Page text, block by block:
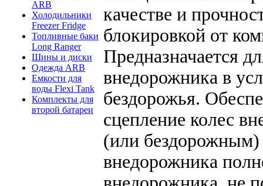
ARB
Холодильники
Freezer Fridge
Топливные баки
Long Ranger
Шины и диски
Одежда ARB
Емкости для
воды Flexi Tank
Комплекты для
второй батареи
качестве и
блокировкой от
Предназначается
внедорожника в
бездорожья.
сцепление колес
(или
внедорожника